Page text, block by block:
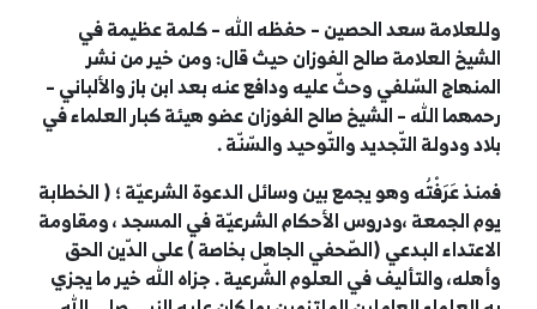
وللعلامة سعد الحصين – حفظه الله – كلمة عظيمة في
الشيخ العلامة صالح الفوزان حيث قال: ومن خير من نشر
المنهاج السّلفي وحثّ عليه ودافع عنه بعد ابن باز والألباني –
رحمهما الله – الشيخ صالح الفوزان عضو هيئة كبار العلماء في
بلاد ودولة التّجديد والتّوحيدوالسّنّة .
فمنذ عَرَفْتُه وهو يجمع بين وسائل الدعوة الشرعيّة ؛ ( الخطابة
يوم الجمعة ،ودروس الأحكام الشرعيّة في المسجد ، ومقاومة
الاعتداء البدعي (الصّحفي الجاهل بخاصة ) على الدّين الحق
وأهله، والتأليف في العلوم الشّرعية . جزاه الله خير ما يجزي